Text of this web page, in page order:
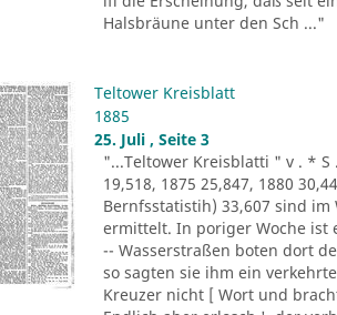
Halsbräune unter den Sch ..."
Teltower Kreisblatt
1885
25. Juli , Seite 3
"...Teltower Kreisblatti " v . * S
19,518, 1875 25,847, 1880
Bernfsstatistih) 33,607 sind im
ermittelt. In poriger Woche ist
-- Wasserstraßen boten dort
so sagten sie ihm ein
Kreuzer nicht [ Wort und